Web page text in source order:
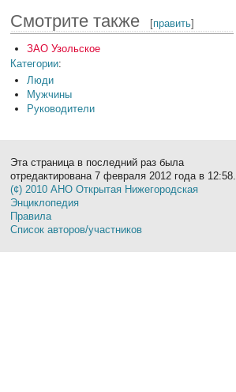
Смотрите также [править]
ЗАО Узольское
Категории:
Люди
Мужчины
Руководители
Эта страница в последний раз была
отредактирована 7 февраля 2012 года в 12:58.
(¢) 2010 АНО Открытая Нижегородская
Энциклопедия
Правила
Список авторов/участников